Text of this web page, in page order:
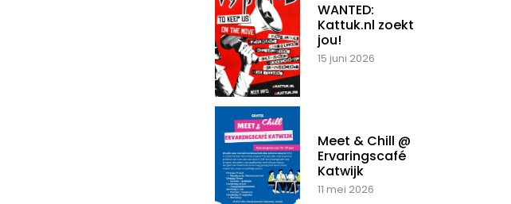
WANTED:
Kattuk.nl zoekt
jou!
15 juni 2026
Meet & Chill @
Ervaringscafé
Katwijk
11 mei 2026